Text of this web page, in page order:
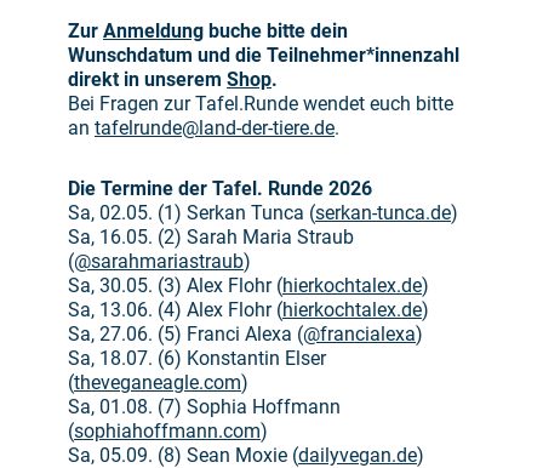
Zur Anmeldung buche bitte dein
Wunschdatum und die Teilnehmer*innenzahl
direkt in unserem Shop.
Bei Fragen zur Tafel.Runde wendet euch bitte
an tafelrunde@land-der-tiere.de.
Die Termine der Tafel. Runde 2026
Sa, 02.05. (1) Serkan Tunca (serkan-tunca.de)
Sa, 16.05. (2) Sarah Maria Straub
(@sarahmariastraub)
Sa, 30.05. (3) Alex Flohr (hierkochtalex.de)
Sa, 13.06. (4) Alex Flohr (hierkochtalex.de)
Sa, 27.06. (5) Franci Alexa (@francialexa)
Sa, 18.07. (6) Konstantin Elser
(theveganeagle.com)
Sa, 01.08. (7) Sophia Hoffmann
(sophiahoffmann.com)
Sa, 05.09. (8) Sean Moxie (dailyvegan.de)